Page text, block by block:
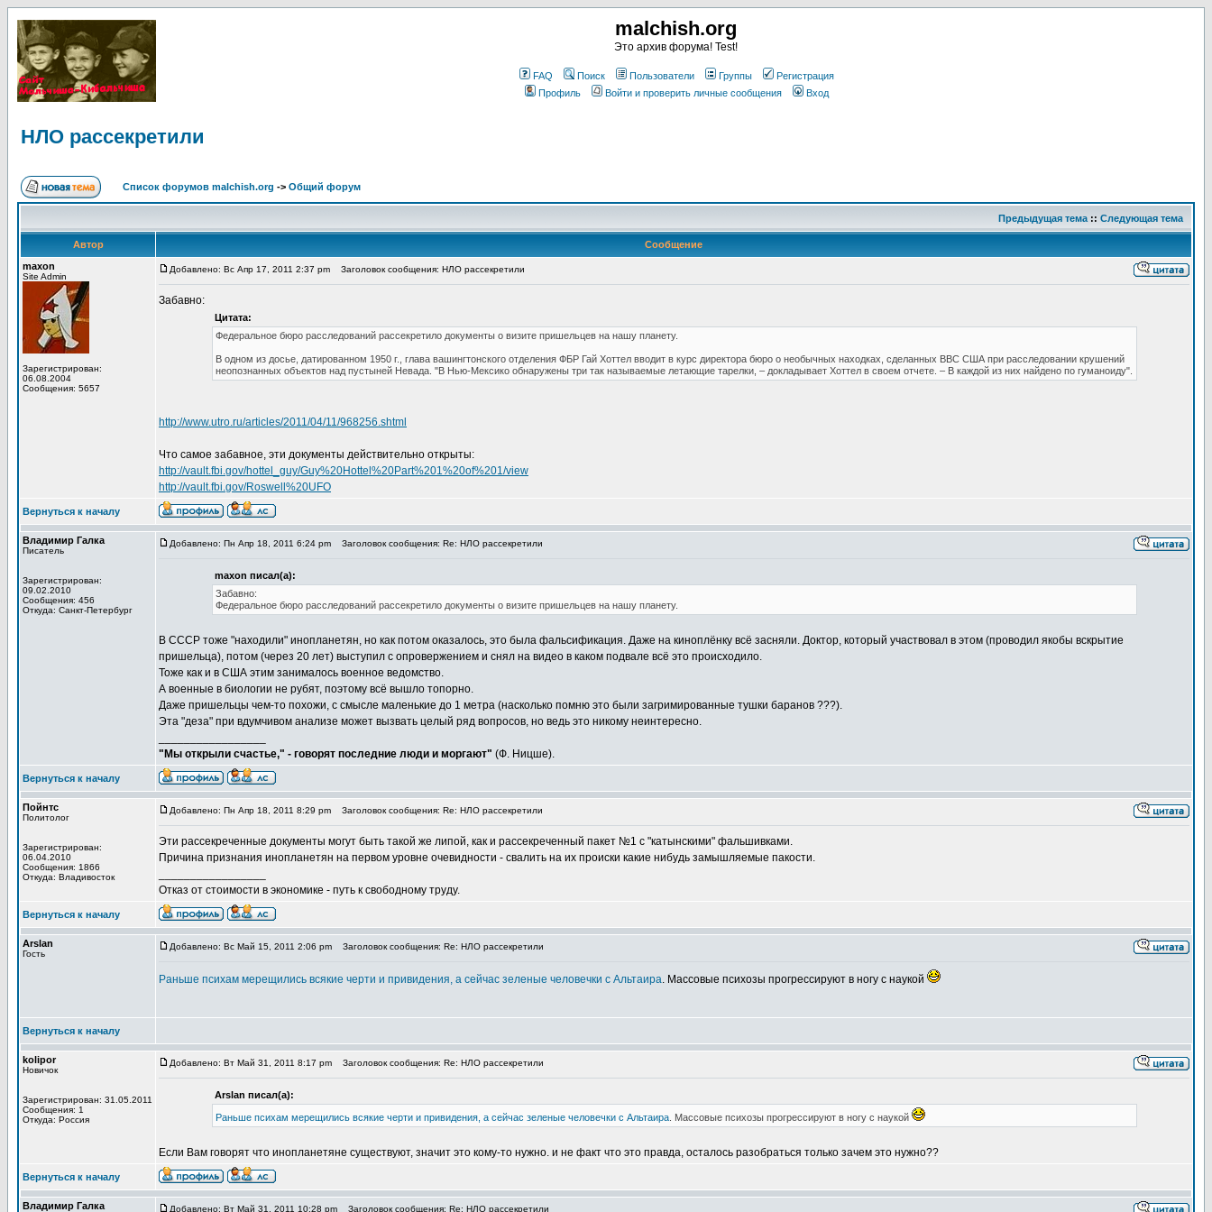
malchish.org
Это архив форума! Test!
FAQ Поиск Пользователи Группы
Регистрация
Профиль
Войти и проверить личные сообщения Вход
НЛО рассекретили
Список форумов malchish.org -> Общий форум
Предыдущая тема :: Следующая тема
Автор
Сообщение
maxon
Site Admin
Зарегистрирован:
06.08.2004
Сообщения: 5657
Добавлено: Вс Апр 17, 2011 2:37 pm Заголовок сообщения: НЛО рассекретили
Забавно:
Цитата:
Федеральное бюро расследований рассекретило документы о визите пришельцев на нашу планету.
В одном из досье, датированном 1950 г., глава вашингтонского отделения ФБР Гай Хоттел вводит в курс директора бюро о необычных находках, сделанных ВВС США при расследовании крушений
неопознанных объектов над пустыней Невада. "В Нью-Мексико обнаружены три так называемые летающие тарелки, – докладывает Хоттел в своем отчете. – В каждой из них найдено по гуманоиду".
http://www.utro.ru/articles/2011/04/11/968256.shtml
Что самое забавное, эти документы действительно открыты:
http://vault.fbi.gov/hottel_guy/Guy%20Hottel%20Part%201%20of%201/view
http://vault.fbi.gov/Roswell%20UFO
Вернуться к началу
Владимир Галка
Писатель
Зарегистрирован:
09.02.2010
Сообщения: 456
Откуда: Санкт-Петербург
Добавлено: Пн Апр 18, 2011 6:24 pm Заголовок сообщения: Re: НЛО рассекретили
maxon писал(а):
Забавно:
Федеральное бюро расследований рассекретило документы о визите пришельцев на нашу планету.
В СССР тоже "находили" инопланетян, но как потом оказалось, это была фальсификация. Даже на киноплёнку всё засняли. Доктор, который участвовал в этом (проводил якобы вскрытие
пришельца), потом (через 20 лет) выступил с опровержением и снял на видео в каком подвале всё это происходило.
Тоже как и в США этим занималось военное ведомство.
А военные в биологии не рубят, поэтому всё вышло топорно.
Даже пришельцы чем-то похожи, с смысле маленькие до 1 метра (насколько помню это были загримированные тушки баранов ???).
Эта "деза" при вдумчивом анализе может вызвать целый ряд вопросов, но ведь это никому неинтересно.
"Мы открыли счастье," - говорят последние люди и моргают" (Ф. Ницше).
Вернуться к началу
Пойнтс
Политолог
Зарегистрирован:
06.04.2010
Сообщения: 1866
Откуда: Владивосток
Добавлено: Пн Апр 18, 2011 8:29 pm Заголовок сообщения: Re: НЛО рассекретили
Эти рассекреченные документы могут быть такой же липой, как и рассекреченный пакет №1 с "катынскими" фальшивками.
Причина признания инопланетян на первом уровне очевидности - свалить на их происки какие нибудь замышляемые пакости.
Отказ от стоимости в экономике - путь к свободному труду.
Вернуться к началу
Arslan
Гость
Добавлено: Вс Май 15, 2011 2:06 pm Заголовок сообщения: Re: НЛО рассекретили
Раньше психам мерещились всякие черти и привидения, а сейчас зеленые человечки с Альтаира. Массовые психозы прогрессируют в ногу с наукой
Вернуться к началу
kolipor
Новичок
Зарегистрирован: 31.05.2011
Сообщения: 1
Откуда: Россия
Добавлено: Вт Май 31, 2011 8:17 pm Заголовок сообщения: Re: НЛО рассекретили
Arslan писал(а):
Раньше психам мерещились всякие черти и привидения, а сейчас зеленые человечки с Альтаира. Массовые психозы прогрессируют в ногу с наукой
Если Вам говорят что инопланетяне существуют, значит это кому-то нужно. и не факт что это правда, осталось разобраться только зачем это нужно??
Вернуться к началу
Владимир Галка Добавлено: Вт Май 31, 2011 10:28 pm Заголовок сообщения: Re: НЛО рассекретили